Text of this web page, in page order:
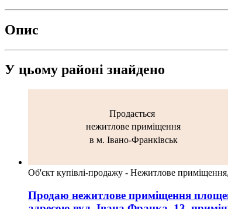
Опис
У цьому районі знайдено
Продається
нежитлове приміщення
в м. Івано-Франківськ
Об'єкт купівлі-продажу - Нежитлове
Продаю нежитлове приміщення